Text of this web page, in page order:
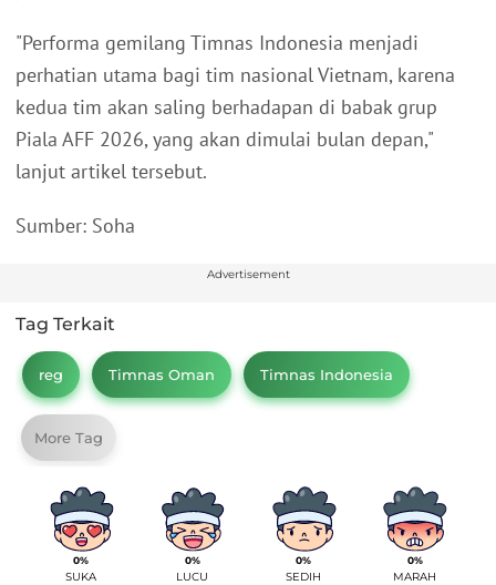
"Performa gemilang Timnas Indonesia menjadi
perhatian utama bagi tim nasional Vietnam, karena
kedua tim akan saling berhadapan di babak grup
Piala AFF 2026, yang akan dimulai bulan depan,"
lanjut artikel tersebut.
Sumber: Soha
Advertisement
Tag Terkait
reg Timnas Oman Timnas Indonesia
More Tag
0%
SUKA
0%
LUCU
0%
SEDIH
0%
MARAH